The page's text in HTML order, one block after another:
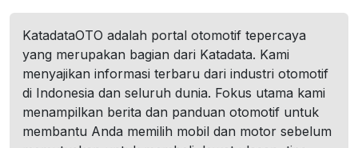
KatadataOTO adalah portal otomotif tepercaya
yang merupakan bagian dari Katadata. Kami
menyajikan informasi terbaru dari industri otomotif
di Indonesia dan seluruh dunia. Fokus utama kami
menampilkan berita dan panduan otomotif untuk
membantu Anda memilih mobil dan motor sebelum